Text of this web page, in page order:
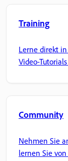
Training
Lerne direkt
Video-
Community
Nehmen Sie
lernen Sie